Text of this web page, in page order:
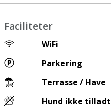
Faciliteter
WiFi
Parkering
Terrasse / Have
Hund ikke tilladt